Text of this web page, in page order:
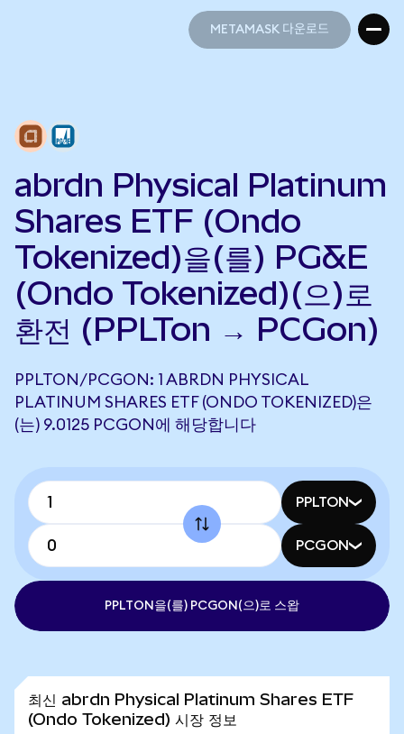
METAMASK 다운로드
abrdn Physical Platinum
Shares ETF (Ondo
Tokenized)을(를) PG&E
(Ondo Tokenized)(으)로
환전 (PPLTon → PCGon)
PPLTON/PCGON: 1 ABRDN PHYSICAL
PLATINUM SHARES ETF (ONDO TOKENIZED)은
(는) 9.0125 PCGON에 해당합니다
PPLTON
PCGON
PPLTON을(를) PCGON(으)로 스왑
최신 abrdn Physical Platinum Shares ETF
(Ondo Tokenized) 시장 정보